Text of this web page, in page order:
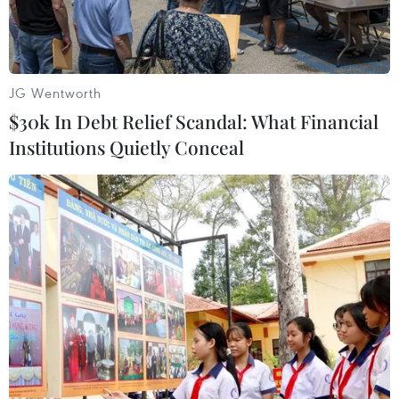
đồng/kg...
Nông dân các huyện Long Phú (Trần Đề, Sóc Trăng) thu hoạch
lúa Đông Xuân chính vụ. (Ảnh: Tuấn Phi/TTXVN)
Giá lúa khu vực Đồng bằng sông Cửu Long tuần
qua tiếp tục có sự giảm nhẹ.
JG Wentworth
$30k In Debt Relief Scandal: What Financial
Institutions Quietly Conceal